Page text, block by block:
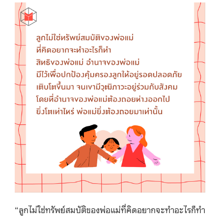
“ลูกไม่ใช่ทรัพย์สมบัติของพ่อแม่ที่คิดอยากจะทำอะไรก็ทำ